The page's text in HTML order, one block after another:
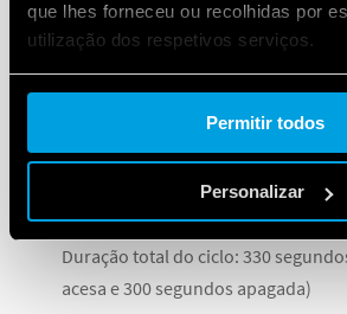
que lhes forneceu ou recolhidas por
utilização dos respetivos serviços.
Cookie policy.
Permitir todos
Personalizar
corredor. Uma vez que o sensor
tempo de acendimento mantém-se
minutos.
: 10 lâmpadas, 30
minutos apagadas
Duração total do ciclo: 330
acesa e 300 segundos apagada)